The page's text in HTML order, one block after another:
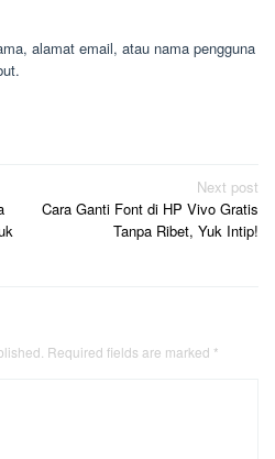
alamat email, atau nama pengguna
Next post
Cara Ganti Font di HP Vivo Gratis
Tanpa Ribet, Yuk Intip!
Required fields are marked *